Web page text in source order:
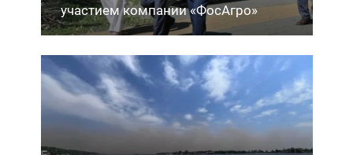
участием компании «ФосАгро»